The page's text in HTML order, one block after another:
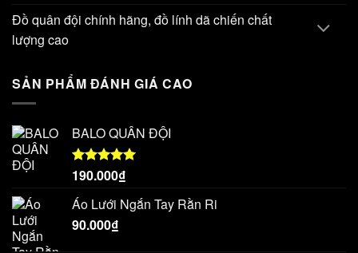
Đồ quân đội chính hãng, đồ lính dã chiến chất
lượng cao
SẢN PHẨM ĐÁNH GIÁ CAO
BALO QUÂN ĐỘI
Được xếp
5.00
5 sao
190.000₫
Áo Lưới Ngắn Tay Rằn Ri
90.000₫